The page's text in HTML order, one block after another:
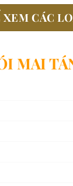
CÁC
MAI